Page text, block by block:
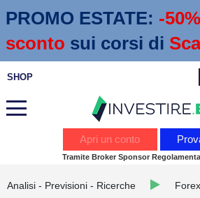
PROMO ESTATE: -
sconto sui corsi di
SHOP
Apri un conto
Tramite Broker Sponsor
Analisi - Previsioni - Ricerche Forex